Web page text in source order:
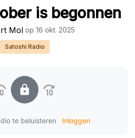
is begonnen
Mol op 16 okt. 2025
Satoshi Radio
te beluisteren Inloggen